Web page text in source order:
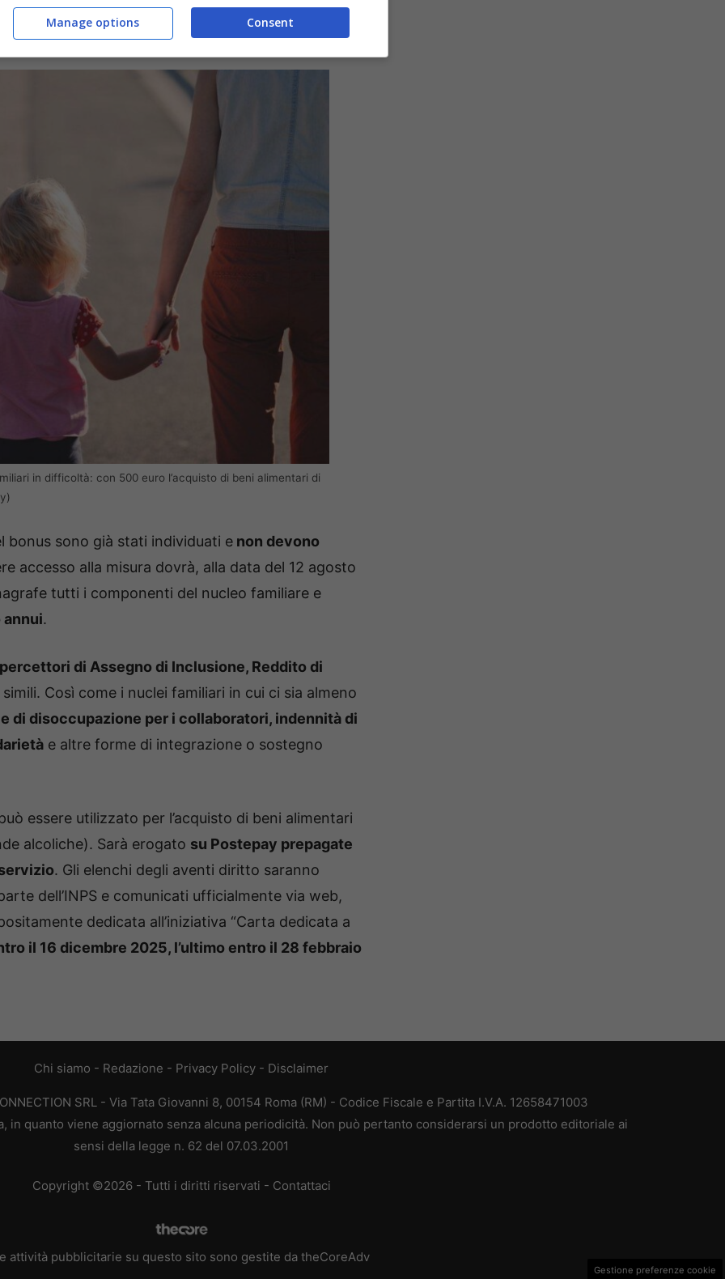
Dedicata a Te, che permette con il bonus
necessità
in difficoltà: con 500 euro l’acquisto di beni alimentari di
bonus sono già stati individuati e non devono
accesso alla misura dovrà, alla data del 12 agosto
tutti i componenti del nucleo familiare e
annui.
di Assegno di Inclusione, Reddito di
Così come i nuclei familiari in cui ci sia almeno
di disoccupazione per i collaboratori, indennità di
e altre forme di integrazione o sostegno
essere utilizzato per l’acquisto di beni alimentari
alcoliche). Sarà erogato su Postepay prepagate
. Gli elenchi degli aventi diritto saranno
dell’INPS e comunicati ufficialmente via web,
dedicata all’iniziativa “Carta dedicata a
il 16 dicembre 2025, l’ultimo entro il 28 febbraio
Chi siamo - Redazione - Privacy Policy - Disclaimer
SRL - Via Tata Giovanni 8, 00154 Roma (RM) - Codice Fiscale e Partita I.V.A. 12658471003
in quanto viene aggiornato senza alcuna periodicità. Non può pertanto considerarsi un prodotto editoriale ai
sensi della legge n. 62 del 07.03.2001
Copyright ©2026 - Tutti i diritti riservati - Contattaci
attività pubblicitarie su questo sito sono gestite da theCoreAdv
Gestione preferenze cookie
Consent
Manage options